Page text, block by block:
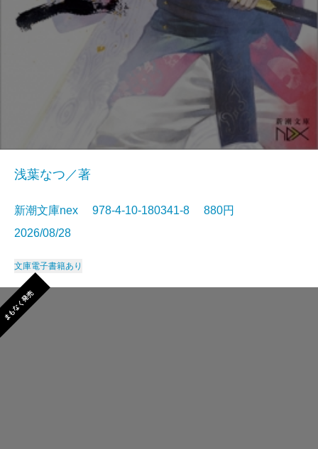
浅葉なつ／著
新潮文庫nex 978-4-10-180341-8 880円
2026/08/28
文庫電子書籍あり
まもなく発売